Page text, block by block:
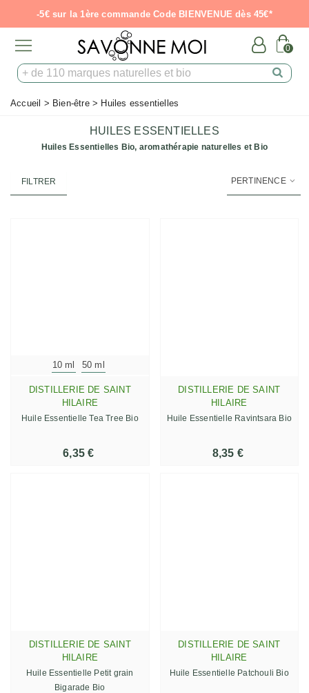
-5€ sur la 1ère commande Code BIENVENUE dès 45€*
0
Accueil > Bien-être > Huiles essentielles
HUILES ESSENTIELLES
Huiles Essentielles Bio, aromathérapie naturelles et Bio
FILTRER PERTINENCE
10 ml 50 ml
DISTILLERIE DE SAINT
HILAIRE
Huile Essentielle Tea Tree Bio
6,35 €
DISTILLERIE DE SAINT
HILAIRE
Huile Essentielle Ravintsara Bio
8,35 €
DISTILLERIE DE SAINT
HILAIRE
Huile Essentielle Petit grain
Bigarade Bio
DISTILLERIE DE SAINT
HILAIRE
Huile Essentielle Patchouli Bio